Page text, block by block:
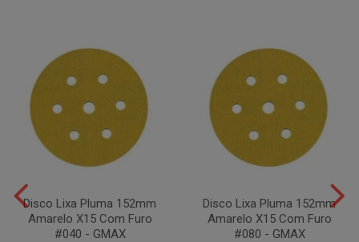
Disco Lixa Pluma 152mm
Amarelo X15 Com Furo
#040 - GMAX
Disco Lixa Pluma 152mm
Amarelo X15 Com Furo
#080 - GMAX